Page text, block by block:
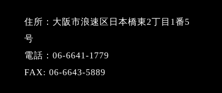
住所：大阪市浪速区日本橋東2丁目1番5
号
電話：06-6641-1779
FAX: 06-6643-5889